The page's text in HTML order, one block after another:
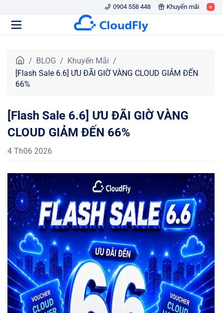
0904 558 448 Khuyến mãi
r
a
c
h
ủ
BLOG
Khuyến Mãi
[Flash Sale 6.6] ƯU ĐÃI GIỜ VÀNG CLOUD GIẢM ĐẾN
66%
[Flash Sale 6.6] ƯU ĐÃI GIỜ VÀNG
CLOUD GIẢM ĐẾN 66%
4 Th06 2026